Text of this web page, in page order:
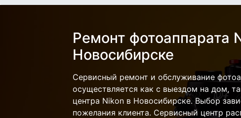
Ремонт фотоаппарата
Новосибирске
Сервисный ремонт и обслуживание
осуществляется как с выездом на дом,
центра Nikon в Новосибирске. Выбор
пожелания клиента. Сервисный центр